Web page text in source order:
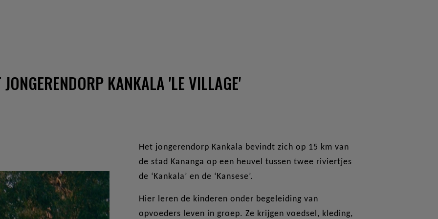
JONGERENDORP KANKALA 'LE VILLAGE'
Het jongerendorp Kankala bevindt zich op 15 km van
de stad Kananga op een heuvel tussen twee riviertjes
de ‘Kankala’ en de ‘Kansese’.
Hier leren de kinderen onder begeleiding van
opvoeders leven in groep. Ze krijgen voedsel, kleding,